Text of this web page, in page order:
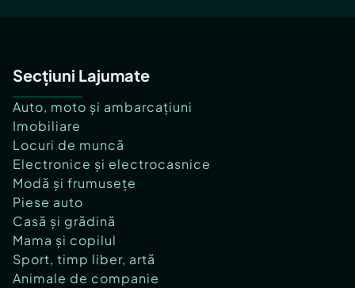
Secțiuni Lajumate
Auto, moto și ambarcațiuni
Imobiliare
Locuri de muncă
Electronice și electrocasnice
Modă și frumusețe
Piese auto
Casă și grădină
Mama și copilul
Sport, timp liber, artă
Animale de companie